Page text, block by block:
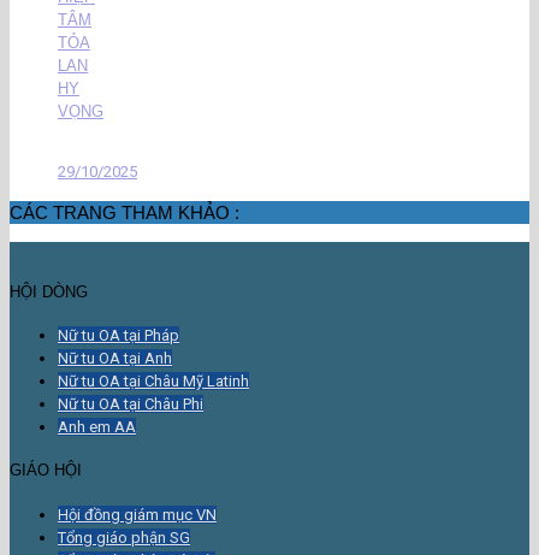
TÂM
TỎA
LAN
HY
VỌNG
29/10/2025
CÁC TRANG THAM KHẢO :
HỘI DÒNG
Nữ tu OA tại Pháp
Nữ tu OA tại Anh
Nữ tu OA tại Châu Mỹ Latinh
Nữ tu OA tại Châu Phi
Anh em AA
GIÁO HỘI
Hội đồng giám mục VN
Tổng giáo phận SG